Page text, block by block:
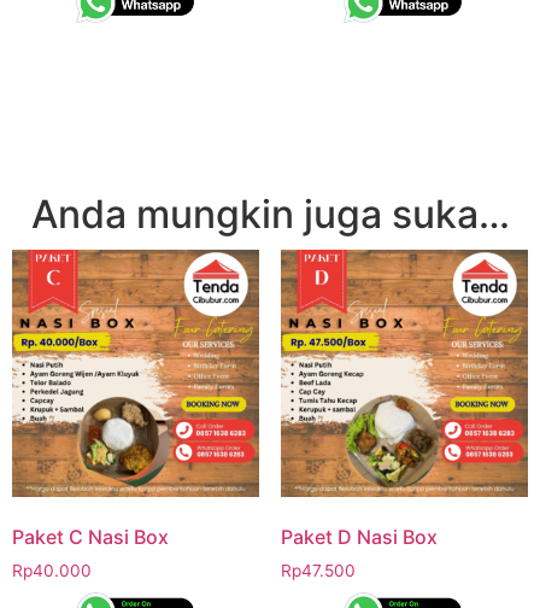
Anda mungkin juga suka…
Paket C Nasi Box
Rp40.000
Paket D Nasi Box
Rp47.500